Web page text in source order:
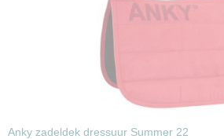
Anky zadeldek dressuur Summer 22